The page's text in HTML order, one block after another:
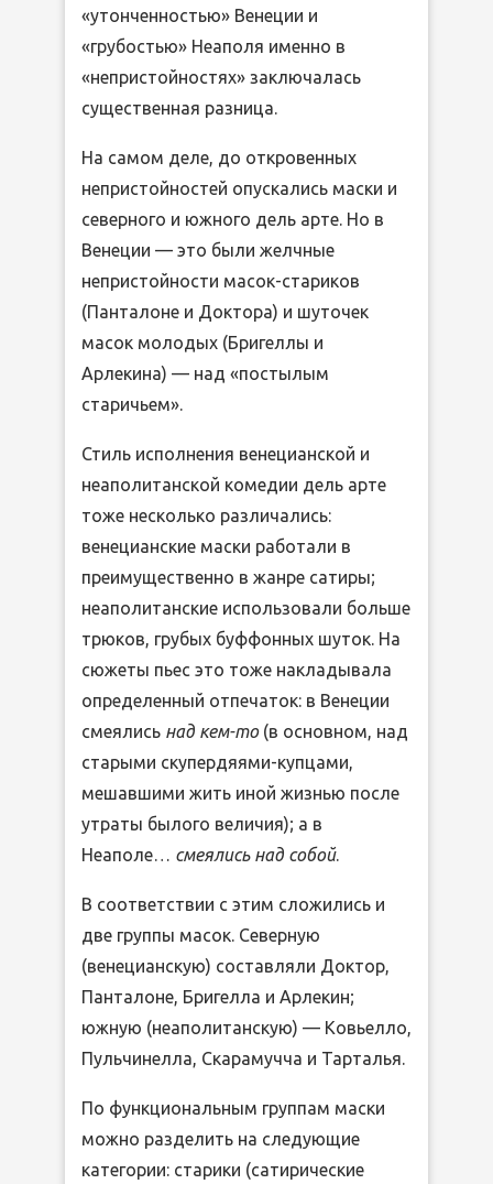
«утонченностью» Венеции и
«грубостью» Неаполя именно в
«непристойностях» заключалась
существенная разница.
На самом деле, до откровенных
непристойностей опускались маски и
северного и южного дель арте. Но в
Венеции — это были желчные
непристойности масок-стариков
(Панталоне и Доктора) и шуточек
масок молодых (Бригеллы и
Арлекина) — над «постылым
старичьем».
Стиль исполнения венецианской и
неаполитанской комедии дель арте
тоже несколько различались:
венецианские маски работали в
преимущественно в жанре сатиры;
неаполитанские использовали больше
трюков, грубых буффонных шуток. На
сюжеты пьес это тоже накладывала
определенный отпечаток: в Венеции
смеялись над кем-то(в основном, над
старыми скупердяями-купцами,
мешавшими жить иной жизнью после
утраты былого величия); а в
Неаполе… смеялись над собой.
В соответствии с этим сложились и
две группы масок. Северную
(венецианскую) составляли Доктор,
Панталоне, Бригелла и Арлекин;
южную (неаполитанскую) — Ковьелло,
Пульчинелла, Скарамучча и Тарталья.
По функциональным группам маски
можно разделить на следующие
категории: старики (сатирические